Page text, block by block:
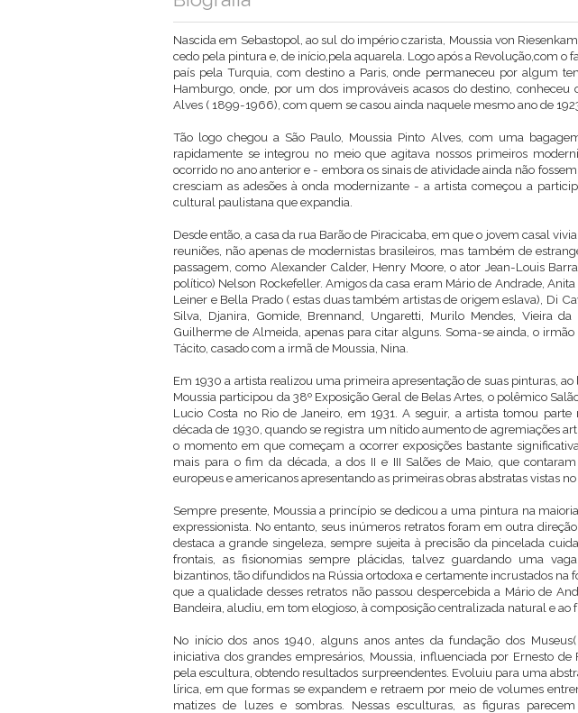
Nascida em Sebastopol, ao sul do império czarista, Moussia von
cedo pela pintura e, de início,pela aquarela. Logo após a Revolução,com o
país pela Turquia, com destino a Paris, onde permaneceu por algum
Hamburgo, onde, por um dos improváveis acasos do destino,
Alves ( 1899-1966), com quem se casou ainda naquele mesmo ano de
Tão logo chegou a São Paulo, Moussia Pinto Alves, com uma
rapidamente se integrou no meio que agitava nossos primeiros
ocorrido no ano anterior e - embora os sinais de atividade ainda não
cresciam as adesões à onda modernizante - a artista começou a
cultural paulistana que expandia.
Desde então, a casa da rua Barão de Piracicaba, em que o jovem casal
reuniões, não apenas de modernistas brasileiros, mas também de
passagem, como Alexander Calder, Henry Moore, o ator Jean-Louis
político) Nelson Rockefeller. Amigos da casa eram Mário de Andrade,
Leiner e Bella Prado ( estas duas também artistas de origem eslava), Di
Silva, Djanira, Gomide, Brennand, Ungaretti, Murilo Mendes, Vieira
Guilherme de Almeida, apenas para citar alguns. Soma-se ainda, o
Tácito, casado com a irmã de Moussia, Nina.
Em 1930 a artista realizou uma primeira apresentação de suas pinturas, ao
Moussia participou da 38º Exposição Geral de Belas Artes, o polêmico
Lucio Costa no Rio de Janeiro, em 1931. A seguir, a artista tomou
década de 1930, quando se registra um nítido aumento de agremiações
o momento em que começam a ocorrer exposições bastante
mais para o fim da década, a dos II e III Salões de Maio, que
europeus e americanos apresentando as primeiras obras abstratas vistas no
Sempre presente, Moussia a princípio se dedicou a uma pintura na
expressionista. No entanto, seus inúmeros retratos foram em outra
destaca a grande singeleza, sempre sujeita à precisão da pincelada
frontais, as fisionomias sempre plácidas, talvez guardando uma
bizantinos, tão difundidos na Rússia ortodoxa e certamente incrustados na
que a qualidade desses retratos não passou despercebida a Mário de
Bandeira, aludiu, em tom elogioso, à composição centralizada natural e ao
No início dos anos 1940, alguns anos antes da fundação dos
iniciativa dos grandes empresários, Moussia, influenciada por Ernesto
pela escultura, obtendo resultados surpreendentes. Evoluiu para uma
lírica, em que formas se expandem e retraem por meio de volumes
matizes de luzes e sombras. Nessas esculturas, as figuras